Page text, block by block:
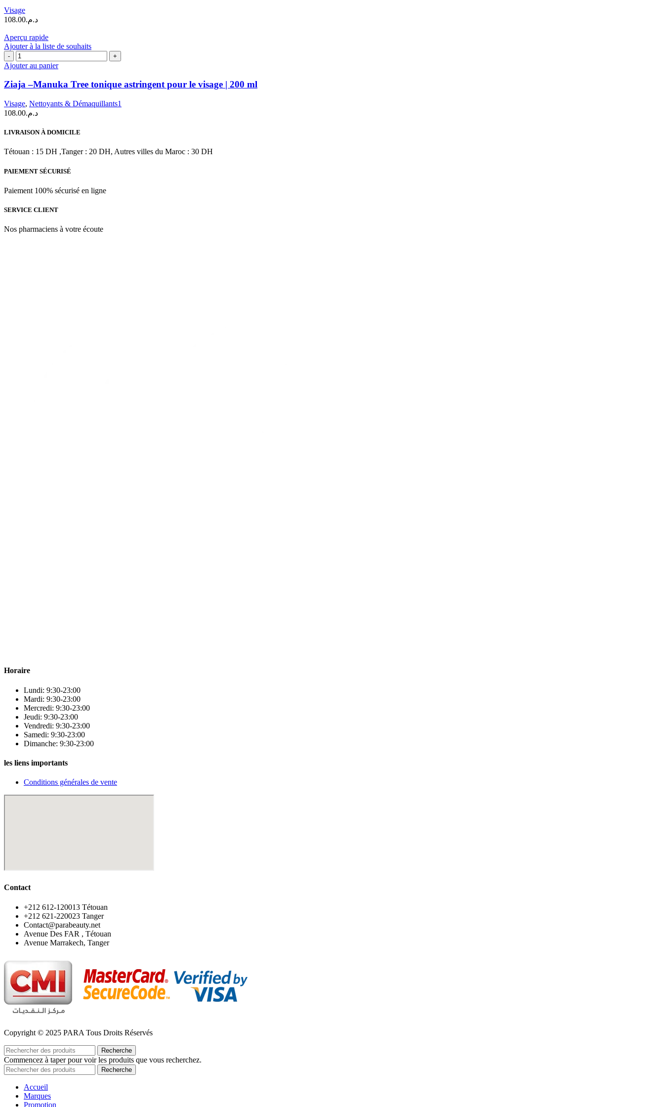
Gel
Nettoyant
|
200
ml
Visage
د.م.108.00
Aperçu rapide
Ajouter à la liste de souhaits
quantité
de
–
Manuka
tonique
astringent
le
|
ml
Ajouter au panier
Ziaja –Manuka Tree tonique astringent pour le visage | 200 ml
Visage, Nettoyants & Démaquillants1
د.م.108.00
LIVRAISON À DOMICILE
Tétouan : 15 DH ,Tanger : 20 DH, Autres villes du Maroc : 30 DH
PAIEMENT SÉCURISÉ
Paiement 100% sécurisé en ligne
SERVICE CLIENT
Nos pharmaciens à votre écoute
Horaire
Lundi: 9:30-23:00
Mardi: 9:30-23:00
Mercredi: 9:30-23:00
Jeudi: 9:30-23:00
Vendredi: 9:30-23:00
Samedi: 9:30-23:00
Dimanche: 9:30-23:00
les liens importants
Conditions générales de vente
Contact
‪+212 612-120013 Tétouan
‪+212 621-220023 Tanger
Contact@parabeauty.net
Avenue Des FAR , Tétouan
Avenue Marrakech, Tanger
Copyright © 2025 PARA Tous Droits Réservés
Recherche
Commencez à taper pour voir les produits que vous recherchez.
Recherche
Accueil
Marques
Promotion